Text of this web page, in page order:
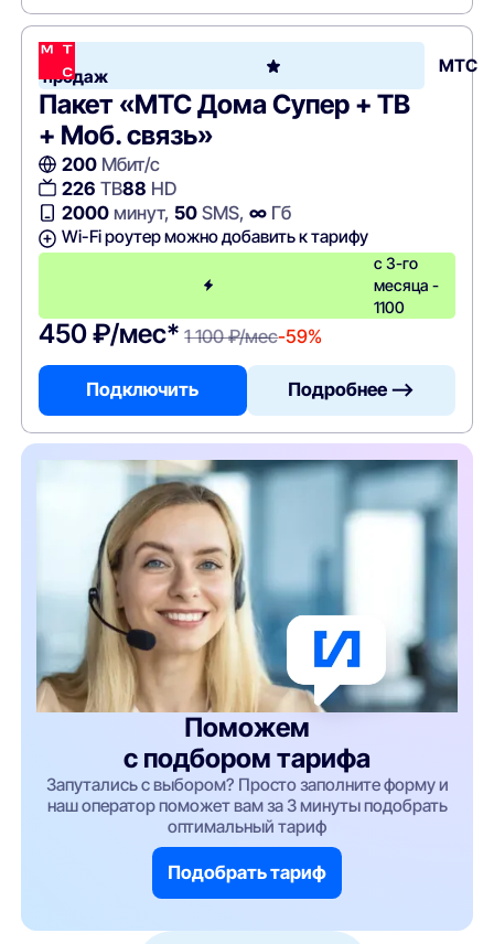
Хит
продаж
МТС
Пакет «МТС Дома Супер + ТВ
+ Моб. связь»
200Мбит/с
226 ТВ88 HD
2000минут, 50SMS, ∞Гб
Wi-Fi роутер можно добавить к тарифу
с 3-го
месяца -
1100
450 ₽/мес* 1 100 ₽/мес-59%
Подключить Подробнее —>
Поможем
с подбором тарифа
Запутались с выбором? Просто заполните форму и
наш оператор поможет вам за 3 минуты подобрать
оптимальный тариф
Подобрать тариф